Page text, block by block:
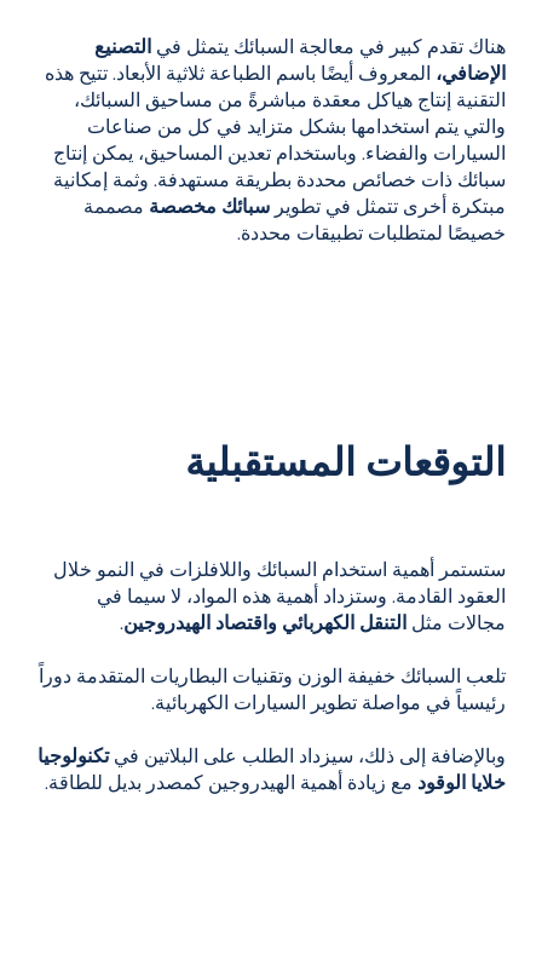
هناك تقدم كبير في معالجة السبائك يتمثل في
التصنيع
الإضافي، المعروف أيضًا باسم الطباعة ثلاثية الأبعاد. تتيح هذه
التقنية إنتاج هياكل معقدة مباشرةً من مساحيق السبائك،
والتي يتم استخدامها بشكل متزايد في كل من صناعات
السيارات والفضاء. وباستخدام تعدين المساحيق، يمكن إنتاج
سبائك ذات خصائص محددة بطريقة مستهدفة. وثمة إمكانية
مبتكرة أخرى تتمثل في تطوير سبائك مخصصة مصممة
خصيصًا لمتطلبات تطبيقات محددة.
التوقعات المستقبلية
ستستمر أهمية استخدام السبائك واللافلزات في النمو خلال
العقود القادمة. وستزداد أهمية هذه المواد، لا سيما في
مجالات مثل التنقل الكهربائي واقتصاد الهيدروجين.
تلعب السبائك خفيفة الوزن وتقنيات البطاريات المتقدمة دوراً
رئيسياً في مواصلة تطوير السيارات الكهربائية.
وبالإضافة إلى ذلك، سيزداد الطلب على البلاتين فيتكنولوجيا
خلايا الوقود مع زيادة أهمية الهيدروجين كمصدر بديل للطاقة.